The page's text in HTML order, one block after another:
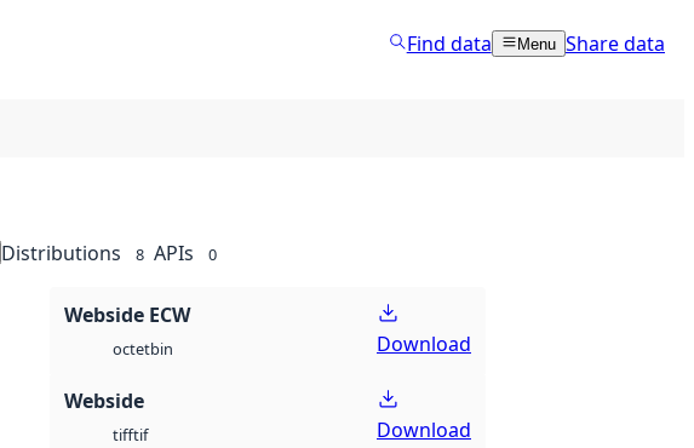
Find data Menu Share data
Distributions 8 APIs 0
Webside ECW
octetbin Download
Webside
tifftif Download